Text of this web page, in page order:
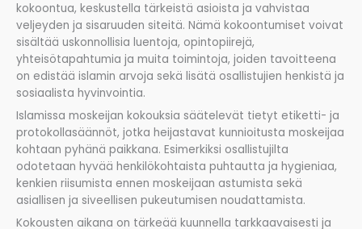
kokoontua, keskustella tärkeistä asioista ja vahvistaa
veljeyden ja sisaruuden siteitä. Nämä kokoontumiset voivat
sisältää uskonnollisia luentoja, opintopiirejä,
yhteisötapahtumia ja muita toimintoja, joiden tavoitteena
on edistää islamin arvoja sekä lisätä osallistujien henkistä ja
sosiaalista hyvinvointia.
Islamissa moskeijan kokouksia säätelevät tietyt etiketti- ja
protokollasäännöt, jotka heijastavat kunnioitusta moskeijaa
kohtaan pyhänä paikkana. Esimerkiksi osallistujilta
odotetaan hyvää henkilökohtaista puhtautta ja hygieniaa,
kenkien riisumista ennen moskeijaan astumista sekä
asiallisen ja siveellisen pukeutumisen noudattamista.
Kokousten aikana on tärkeää kuunnella tarkkaavaisesti ja